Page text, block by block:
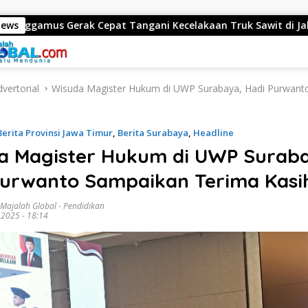
Tangani Kecelakaan Truk Sawit di Jalur Lintas Barat, Arus
Wisuda Magister Hukum di UWP Surabaya, Hadi
Provinsi Jawa Timur, Berita Surabaya, Headline
Magister Hukum di UWP
Sampaikan Terima
Global-Pendidikan
- 18:14